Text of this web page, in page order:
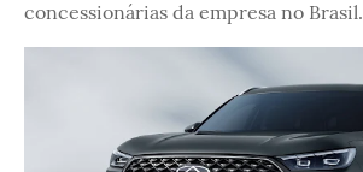
concessionárias da empresa no Brasil.